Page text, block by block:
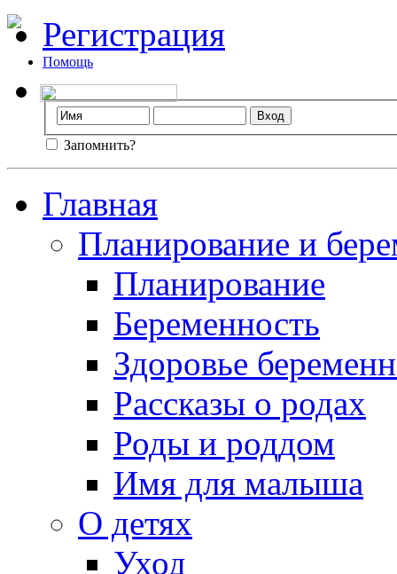
Регистрация
Помощь
Запомнить?
Главная
Планирование и
Планирование
Беременность
Здоровье
Рассказы о родах
Роды и роддом
Имя для малыша
О детях
Уход